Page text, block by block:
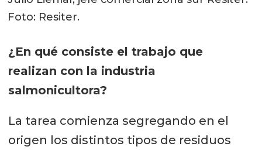
Foto: Resiter.
¿En qué consiste el trabajo que
realizan con la industria
salmonicultora?
La tarea comienza segregando en el
origen los distintos tipos de residuos